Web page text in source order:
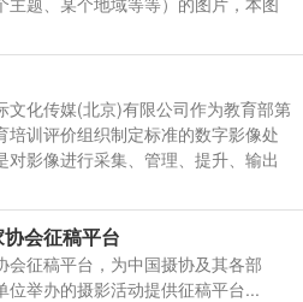
文化传媒(北京)有限公司作为教育部第
培训评价组织制定标准的数字影像处
对影像进行采集、管理、提升、输出
会征稿平台
会征稿平台，为中国摄协及其各部
位举办的摄影活动提供征稿平台...